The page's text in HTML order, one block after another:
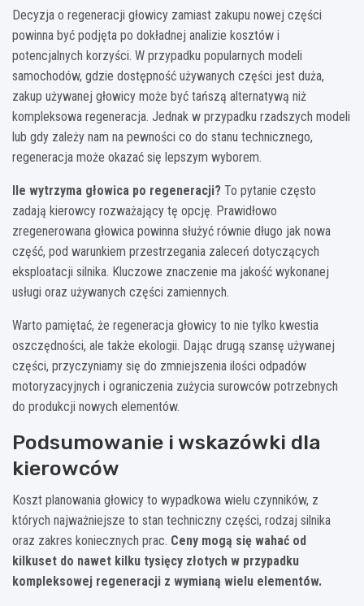
Decyzja o regeneracji głowicy zamiast zakupu nowej części
powinna być podjęta po dokładnej analizie kosztów i
potencjalnych korzyści. W przypadku popularnych modeli
samochodów, gdzie dostępność używanych części jest duża,
zakup używanej głowicy może być tańszą alternatywą niż
kompleksowa regeneracja. Jednak w przypadku rzadszych modeli
lub gdy zależy nam na pewności co do stanu technicznego,
regeneracja może okazać się lepszym wyborem.
Ile wytrzyma głowica po regeneracji? To pytanie często
zadają kierowcy rozważający tę opcję. Prawidłowo
zregenerowana głowica powinna służyć równie długo jak nowa
część, pod warunkiem przestrzegania zaleceń dotyczących
eksploatacji silnika. Kluczowe znaczenie ma jakość wykonanej
usługi oraz używanych części zamiennych.
Warto pamiętać, że regeneracja głowicy to nie tylko kwestia
oszczędności, ale także ekologii. Dając drugą szansę używanej
części, przyczyniamy się do zmniejszenia ilości odpadów
motoryzacyjnych i ograniczenia zużycia surowców potrzebnych
do produkcji nowych elementów.
Podsumowanie i wskazówki dla
kierowców
Koszt planowania głowicy to wypadkowa wielu czynników, z
których najważniejsze to stan techniczny części, rodzaj silnika
oraz zakres koniecznych prac. Ceny mogą się wahać od
kilkuset do nawet kilku tysięcy złotych w przypadku
kompleksowej regeneracji z wymianą wielu elementów.